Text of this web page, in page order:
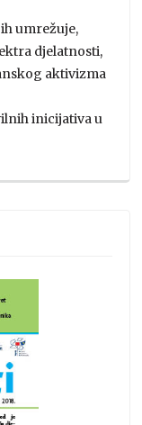
umrežuje,
djelatnosti,
aktivizma
inicijativa u